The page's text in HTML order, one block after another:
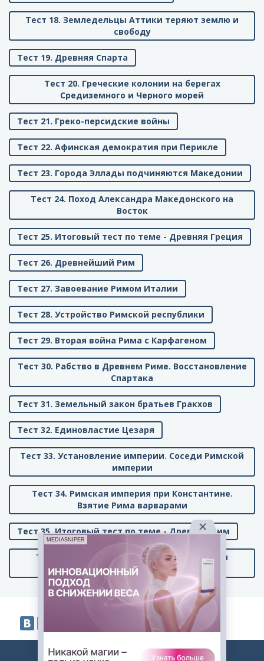
Тест 18. Земледельцы Аттики теряют землю и
свободу
Тест 19. Древняя Спарта
Тест 20. Греческие колонии на берегах
Средиземного и Черного морей
Тест 21. Греко-персидские войны
Тест 22. Афинская демократия при Перикле
Тест 23. Города Эллады подчиняются Македонии
Тест 24. Поход Александра Македонского на
Восток
Тест 25. Итоговый тест по теме - Древняя Греция
Тест 26. Древнейший Рим
Тест 27. Завоевание Римом Италии
Тест 28. Устройство Римской республики
Тест 29. Вторая война Рима с Карфагеном
Тест 30. Рабство в Древнем Риме. Восстановление
Спартака
Тест 31. Земельный закон братьев Гракхов
Тест 32. Единовластие Цезаря
Тест 33. Установление империи. Соседи Римской
империи
Тест 34. Римская империя при Константине.
Взятие Рима варварами
Тест 35. Итоговый тест по теме - Древний Рим
Тест 36. Итоговый тест по курсу - История
Древнего мира
MEDIASNIPER